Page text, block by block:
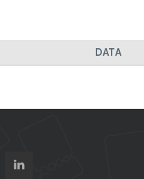
DATA